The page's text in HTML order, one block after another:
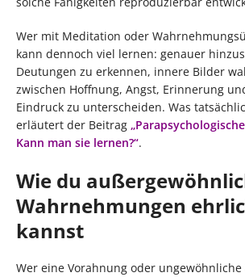
Wer mit Meditation oder
kann dennoch viel lernen: genauer
Deutungen zu erkennen, innere Bilder
zwischen Hoffnung, Angst, Erinnerung
Eindruck zu unterscheiden. Was
erläutert der Beitrag
Kann man sie lernen?“.
Wie du
Wahrnehmungen
kannst
Wer eine Vorahnung oder